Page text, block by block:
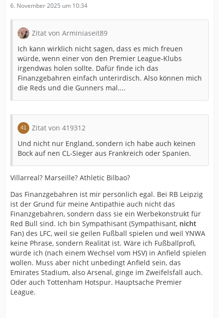
6. November 2025 um 10:34
Zitat von Arminiaseit89
Ich kann wirklich nicht sagen, dass es mich freuen
würde, wenn einer von den Premier League-Klubs
irgendwas holen sollte. Dafür finde ich das
Finanzgebahren einfach unterirdisch. Also können mich
die Reds und die Gunners mal....
Zitat von 419312
Und nicht nur England, sondern ich habe auch keinen
Bock auf nen CL-Sieger aus Frankreich oder Spanien.
Villarreal? Marseille? Athletic Bilbao?
Das Finanzgebahren ist mir persönlich egal. Bei RB Leipzig
ist der Grund für meine Antipathie auch nicht das
Finanzgebahren, sondern dass sie ein Werbekonstrukt für
Red Bull sind. Ich bin Sympathisant (Sympathisant, nicht
Fan) des LFC, weil sie geilen Fußball spielen und weil YNWA
keine Phrase, sondern Realität ist. Wäre ich Fußballprofi,
würde ich (nach einem Wechsel vom HSV) in Anfield spielen
wollen. Muss aber nicht unbedingt Anfield sein, das
Emirates Stadium, also Arsenal, ginge im Zweifelsfall auch.
Oder auch Tottenham Hotspur. Hauptsache Premier
League.